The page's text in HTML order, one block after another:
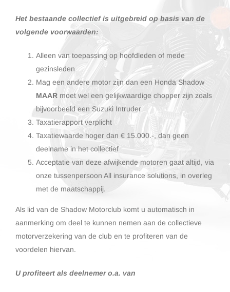
Het bestaande collectief is uitgebreid op basis van de
volgende voorwaarden:
Alleen van toepassing op hoofdleden of mede
gezinsleden
Mag een andere motor zijn dan een Honda Shadow
MAAR moet wel een gelijkwaardige chopper zijn zoals
bijvoorbeeld een Suzuki Intruder
Taxatierapport verplicht
Taxatiewaarde hoger dan € 15.000.-, dan geen
deelname in het collectief
Acceptatie van deze afwijkende motoren gaat altijd, via
onze tussenpersoon All insurance solutions, in overleg
met de maatschappij.
Als lid van de Shadow Motorclub komt u automatisch in
aanmerking om deel te kunnen nemen aan de collectieve
motorverzekering van de club en te profiteren van de
voordelen hiervan.
U profiteert als deelnemer o.a. van